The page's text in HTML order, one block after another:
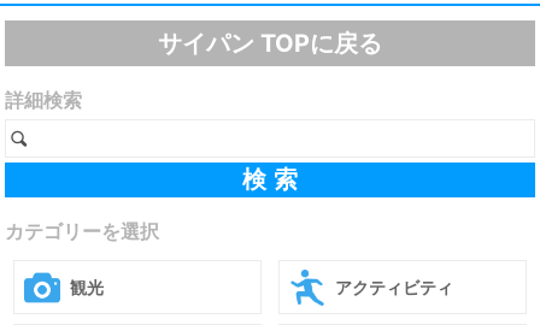
サイパン TOPに戻る
詳細検索
カテゴリーを選択
観光 アクティビティ